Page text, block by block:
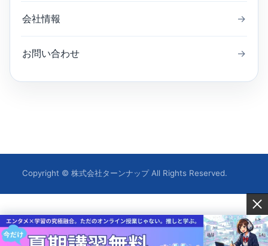
会社情報 →
お問い合わせ →
Copyright © 株式会社ターンナップ All Rights Reserved.